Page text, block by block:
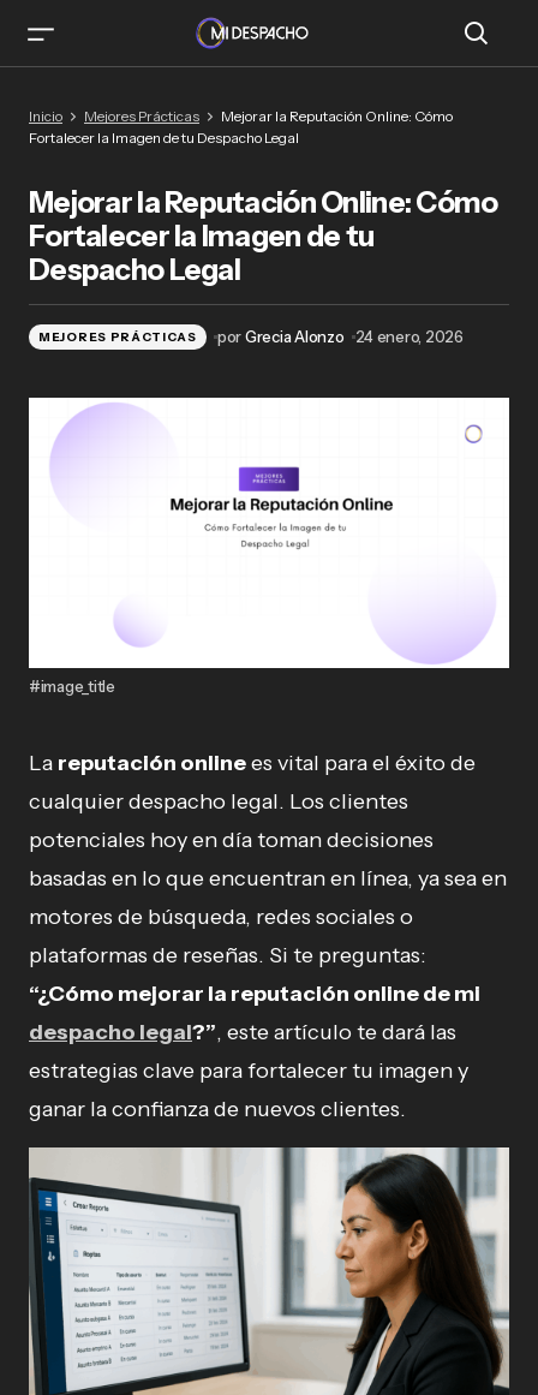
la Imagen de tu Despacho Legal
Inicio Mejores Prácticas
Mejorar la Reputación Online: Cómo
Fortalecer la Imagen de tu Despacho Legal
Mejorar la Reputación Online: Cómo
Fortalecer la Imagen de tu
Despacho Legal
MEJORES PRÁCTICAS porGrecia Alonzo 24 enero, 2026
#image_title
La reputación onlinees vital para el éxito de
cualquier despacho legal. Los clientes
potenciales hoy en día toman decisiones
basadas en lo que encuentran en línea, ya sea en
motores de búsqueda, redes sociales o
plataformas de reseñas. Si te preguntas:
“¿Cómo mejorar la reputación online de mi
despacho legal?”, este artículo te dará las
estrategias clave para fortalecer tu imagen y
ganar la confianza de nuevos clientes.